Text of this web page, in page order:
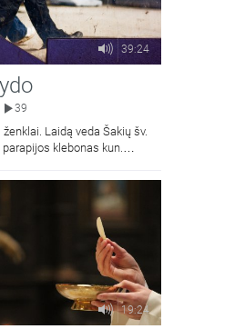
39:24
39
Laidą veda Šakių šv.
klebonas kun.
19:24